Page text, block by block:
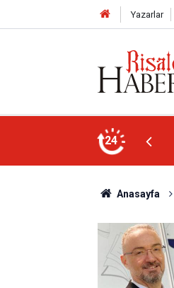
Yazarlar
24
Zübeyir Gündüzalp yöntemi
Anasayfa